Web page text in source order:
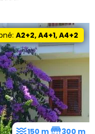
A2+2, A4+1, A4+2
150 m 300 m